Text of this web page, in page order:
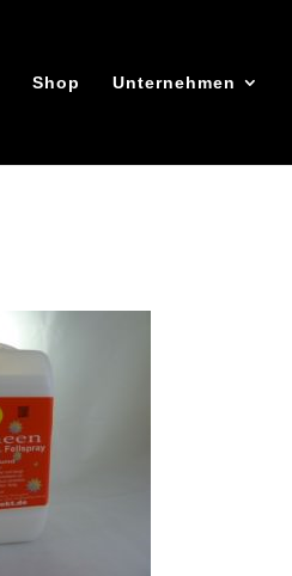
Shop Unternehmen